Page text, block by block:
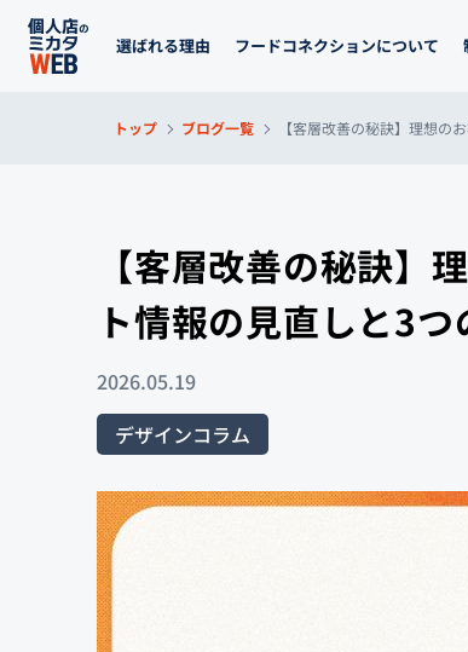
選ばれる理由 フードコネクションについて
トップ ブログ一覧 【客層改善の秘訣】理想の
【客層改善の秘訣】
ト情報の見直しと3
2026.05.19
デザインコラム